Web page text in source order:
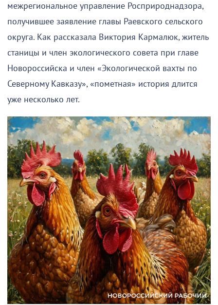
межрегиональное управление Росприроднадзора,
получившее заявление главы Раевского сельского
округа. Как рассказала Виктория Кармалюк, житель
станицы и член экологического совета при главе
Новороссийска и член «Экологической вахты по
Северному Кавказу», «пометная» история длится
уже несколько лет.